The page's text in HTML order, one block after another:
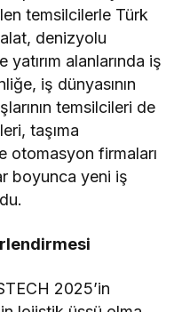
temsilcilerle Türk
denizyolu
yatırım alanlarında iş
iş dünyasının
temsilcileri de
taşıma
otomasyon firmaları
boyunca yeni iş
2025’in